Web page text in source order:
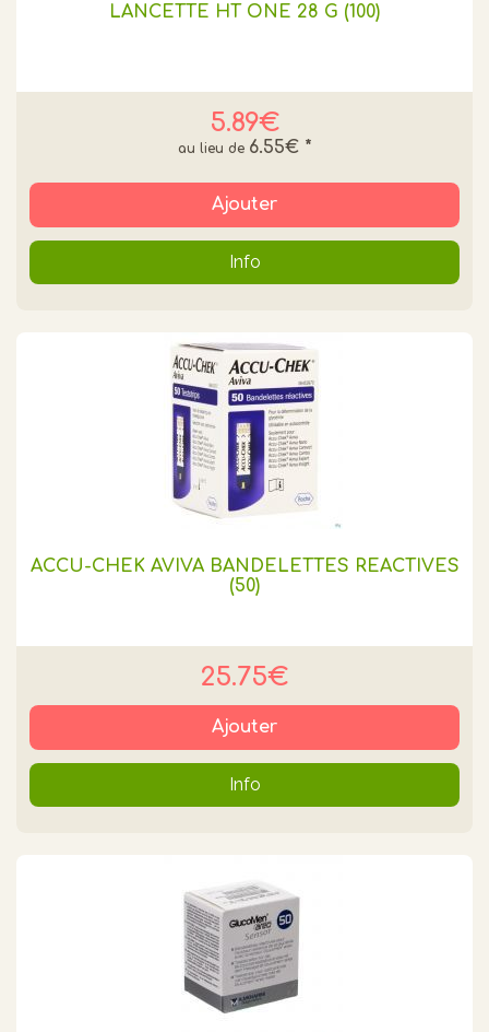
LANCETTE HT ONE 28 G (100)
5.89€
6.55€ *
Ajouter
Info
ACCU-CHEK AVIVA BANDELETTES REACTIVES
(50)
25.75€
Ajouter
Info